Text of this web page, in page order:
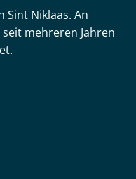
Sint Niklaas. An
mehreren Jahren